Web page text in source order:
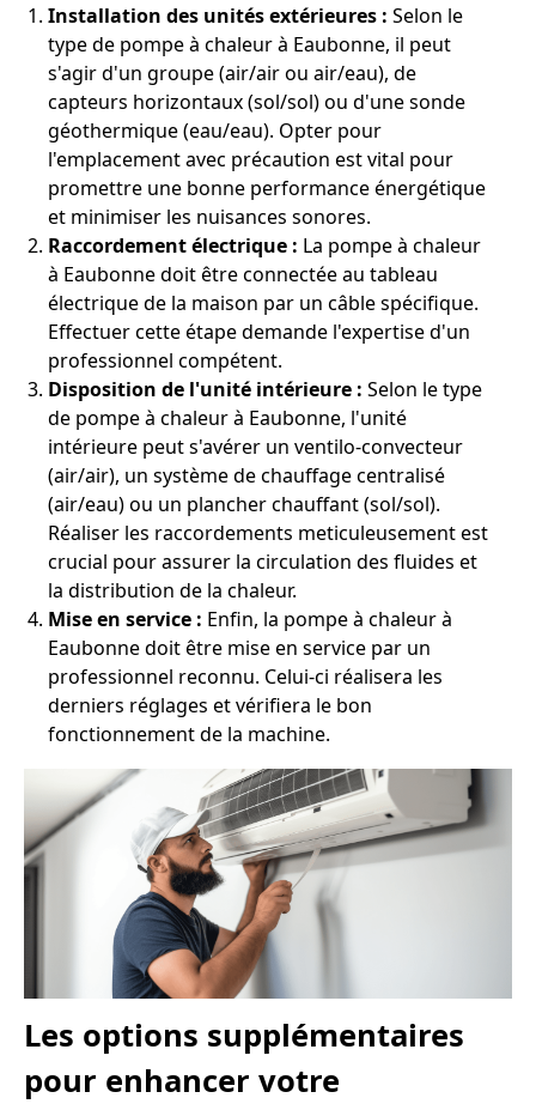
Installation des unités extérieures : Selon le
type de pompe à chaleur à Eaubonne, il peut
s'agir d'un groupe (air/air ou air/eau), de
capteurs horizontaux (sol/sol) ou d'une sonde
géothermique (eau/eau). Opter pour
l'emplacement avec précaution est vital pour
promettre une bonne performance énergétique
et minimiser les nuisances sonores.
Raccordement électrique : La pompe à chaleur
à Eaubonne doit être connectée au tableau
électrique de la maison par un câble spécifique.
Effectuer cette étape demande l'expertise d'un
professionnel compétent.
Disposition de l'unité intérieure : Selon le type
de pompe à chaleur à Eaubonne, l'unité
intérieure peut s'avérer un ventilo-convecteur
(air/air), un système de chauffage centralisé
(air/eau) ou un plancher chauffant (sol/sol).
Réaliser les raccordements meticuleusement est
crucial pour assurer la circulation des fluides et
la distribution de la chaleur.
Mise en service : Enfin, la pompe à chaleur à
Eaubonne doit être mise en service par un
professionnel reconnu. Celui-ci réalisera les
derniers réglages et vérifiera le bon
fonctionnement de la machine.
Les options supplémentaires
pour enhancer votre